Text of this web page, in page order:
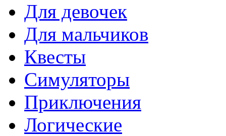
Для девочек
Для мальчиков
Квесты
Симуляторы
Приключения
Логические